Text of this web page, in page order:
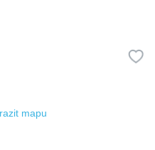
mapu